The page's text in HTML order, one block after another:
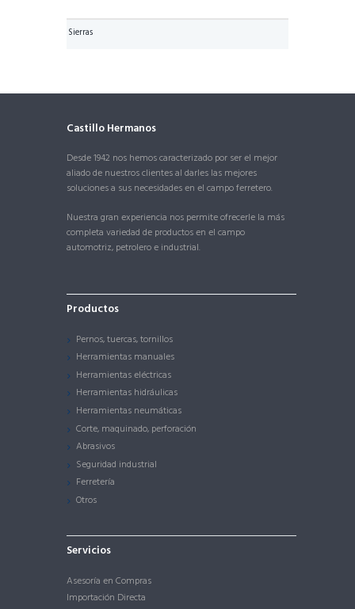
Sierras
Castillo Hermanos
Desde 1942 nos hemos caracterizado por ser el mejor
aliado de nuestros clientes al darles las mejores
soluciones a sus necesidades en el campo ferretero.
Nuestra gran experiencia nos permite ofrecerle la más
completa variedad de productos en el campo
automotriz, petrolero e industrial.
Productos
Pernos, tuercas, tornillos
Herramientas manuales
Herramientas eléctricas
Herramientas hidráulicas
Herramientas neumáticas
Corte, maquinado, perforación
Abrasivos
Seguridad industrial
Ferretería
Otros
Servicios
Asesoría en Compras
Importación Directa